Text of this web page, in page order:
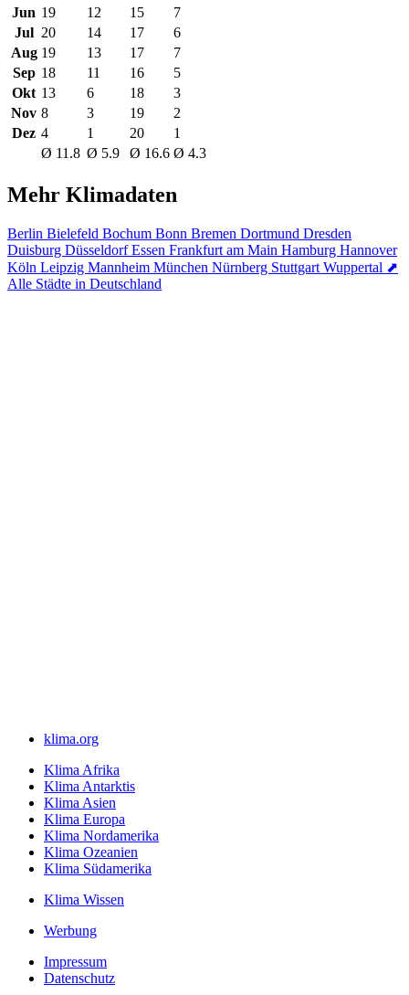
Jun 19 12 15
7
Jul 20 14 17
6
Aug 19 13 17
7
Sep 18 11 16
5
Okt 13 6 18
3
Nov 8 3 19
2
Dez 4 1 20
1
Ø 11.8 Ø 5.9 Ø 16.6 Ø 4.3
Mehr Klimadaten
Berlin Bielefeld Bochum Bonn Bremen Dortmund Dresden
Duisburg DüsseldorfEssen Frankfurt am Main Hamburg Hannover
Köln Leipzig Mannheim München Nürnberg Stuttgart Wuppertal ⬈
Alle Städte in Deutschland
klima.org
Klima Afrika
Klima Antarktis
Klima Asien
Klima Europa
Klima Nordamerika
Klima Ozeanien
Klima Südamerika
Klima Wissen
Werbung
Impressum
Datenschutz